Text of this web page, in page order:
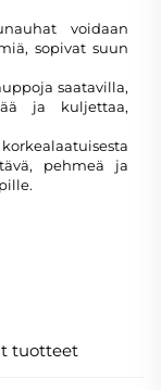
voidaan
sopivat suun
saatavilla,
ja kuljettaa,
pehmeä ja
tuotteet